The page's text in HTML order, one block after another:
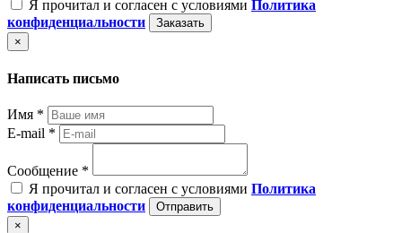
Я прочитал и согласен с условиями Политика
конфиденциальности
Заказать
×
Написать письмо
Имя *
E-mail *
Сообщение *
Я прочитал и согласен с условиями Политика
конфиденциальности
Отправить
×